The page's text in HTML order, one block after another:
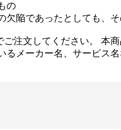
の
陥であったとしても、
注文してください。 本
メーカー名、サービス